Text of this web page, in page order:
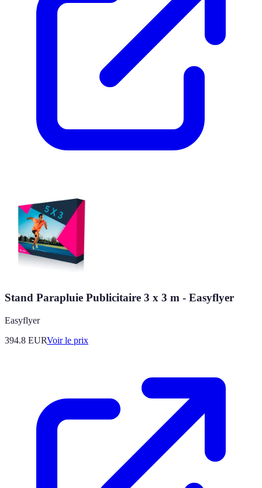
Stand Parapluie Publicitaire 3 x 3 m - Easyflyer
Easyflyer
394.8 EURVoir le prix